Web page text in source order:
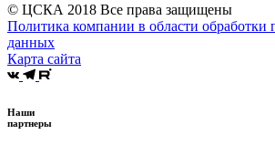
© ЦСКА 2018 Все права защищены
Политика компании в области обработки
данных
Карта сайта
Наши
партнеры